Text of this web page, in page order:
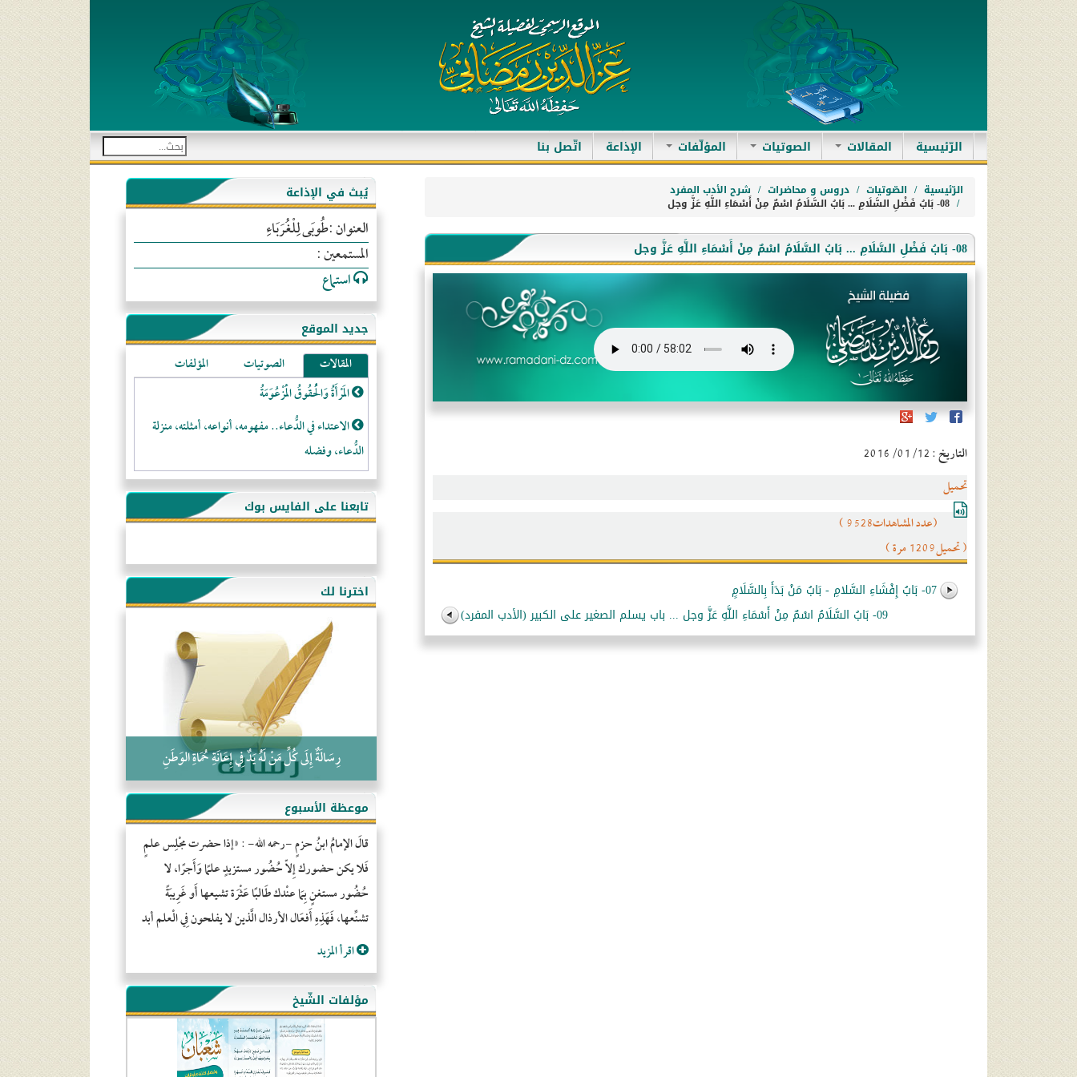
الرّئيسية(current) المقالات الصوتيات المؤلّفات الإذاعة اتّصل بنا
الرّئيسية الصّوتيات دروس و محاضرات شرح الأدب المفرد
08- بَابُ فَضْلِ السَّلَامِ ... بَابُ السَّلَامُ اسْمٌ مِنْ أَسْمَاءِ اللَّهِ عَزَّ وجل
08- بَابُ فَضْلِ السَّلَامِ ... بَابُ السَّلَامُ اسْمٌ مِنْ أَسْمَاءِ اللَّهِ عَزَّ وجل
التاريخ : 2016/01/12
تحميل
(عدد المشاهدات9528 )
( تحميل1209 مرة )
07- بَابُ إِفْشَاءِ السَّلامِ - بَابُ مَنْ بَدَأَ بِالسَّلَامِِ
09- بَابُ السَّلَامُ اسْمٌ مِنْ أَسْمَاءِ اللَّهِ عَزَّ وجل ... باب يسلم الصغير على الكبير (الأدب المفرد)
يُبث في الإذاعة
العنوان :طُوبَى لِلْغُرَبَاءِ
المستمعين :
استماع
جديد الموقع
المقالات الصوتيات
المؤلفات
المَرْأَةُ وَالْحُقُوقُ الْمَزْعُوَمَةُ
الاعتداء في الدُّعاء.. مفهومه، أنواعه، أمثلته، منزلة
الدُّعاء، وفضله
لا تتَّبعوا عورات الـمسلمين
فقه النَّصيحة عند الصَّحابة الكرام رضي الله عنهم
هذه سبيلنا فماذا تنقمون؟!
أُسُـسُ بَـيْـتِ الـمُسْـلِمِ
التَّعْلِيمُ القُرْآنِي
كلمة إلى إخواني السلفيين في الجزائر
تابعنا على الفايس بوك
اخترنا لك
رِسَالَةٌ إِلَى كُلِّ مَنْ لَهُ يَدٌ فِي إِعَانَةِ حُمَاةِ الوَطَنِ
موعظة الأسبوع
قالَ الإمامُ ابنُ حزمٍ -رحمه الله- : «إذا حضرت مجْلِس علمٍ
فَلا يكن حضورك إِلاّ حُضُور مستزيدٍ علمًا وَأَجرًا، لا
حُضُور مستغنٍ بِمَا عنْدك طَالبًا عَثْرَة تشيعها أَو غَرِيبَةً
تشنِّعها، فَهَذِهِ أَفعَال الأرذال الَّذين لا يفلحون فِي الْعلم أبد
اقرأ المزيد
مؤلفات الشّيخ